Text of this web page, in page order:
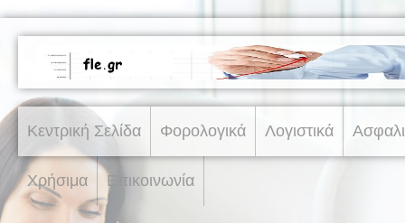
Κεντρική Σελίδα Φορολογικά Λογιστικά
Χρήσιμα Επικοινωνία